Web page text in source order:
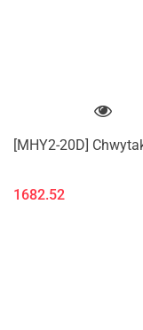
[MHY2-20D]
1682.52